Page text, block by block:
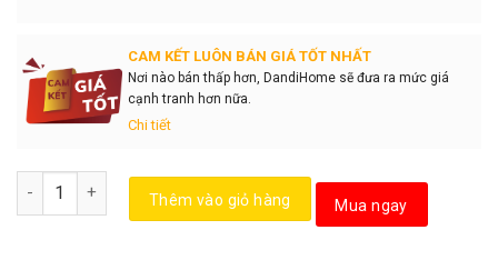
CAM KẾT LUÔN BÁN GIÁ TỐT NHẤT
Nơi nào bán thấp hơn, DandiHome sẽ đưa ra mức giá
cạnh tranh hơn nữa.
Chi tiết
Số lượng
Thêm vào giỏ hàng Mua ngay